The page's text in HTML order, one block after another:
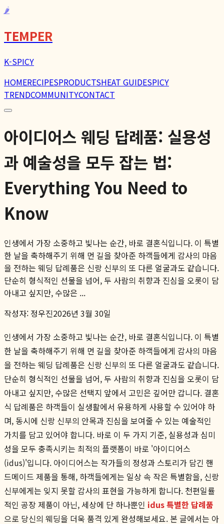
🌶️
TEMPER
K-SPICY
HOMERECIPESPRODUCTSHEAT GUIDESPICY
TRENDCOMMUNITYCONTACT
아이디어스 웨딩 답례품: 실용성
과 예술성을 모두 잡는 법:
Everything You Need to
Know
인생에서 가장 소중하고 빛나는 순간, 바로 결혼식입니다. 이 특별
한 날을 축하해주기 위해 먼 길을 찾아준 하객들에게 감사의 마음
을 전하는 웨딩 답례품은 신랑 신부의 또 다른 얼굴과도 같습니다.
단순히 형식적인 선물을 넘어, 두 사람의 취향과 진심을 오롯이 담
아내고 싶지만, 수많은 ...
작성자: 정우진2026년 3월 30일
인생에서 가장 소중하고 빛나는 순간, 바로 결혼식입니다. 이 특별
한 날을 축하해주기 위해 먼 길을 찾아준 하객들에게 감사의 마음
을 전하는 웨딩 답례품은 신랑 신부의 또 다른 얼굴과도 같습니다.
단순히 형식적인 선물을 넘어, 두 사람의 취향과 진심을 오롯이 담
아내고 싶지만, 수많은 선택지 앞에서 고민은 깊어만 갑니다. 결혼
식 답례품은 하객들이 실생활에서 유용하게 사용할 수 있어야 하
며, 동시에 신랑 신부의 안목과 진심을 보여줄 수 있는 예술적인
가치를 담고 있어야 합니다. 바로 이 두 가지 기준, 실용성과 심미
성을 모두 충족시키는 최적의 플랫폼이 바로 '아이디어스
(idus)'입니다. 아이디어스는 작가들의 정성과 스토리가 담긴 핸
드메이드 제품을 통해, 하객들에게는 일상 속 작은 특별함을, 신랑
신부에게는 잊지 못할 감사의 표현을 가능하게 합니다. 천편일률
적인 공장 제품이 아닌, 세상에 단 하나뿐인 idus 특별한 답례품
으로 당신의 웨딩을 더욱 품격 있게 완성해보세요. 본 글에서는 아